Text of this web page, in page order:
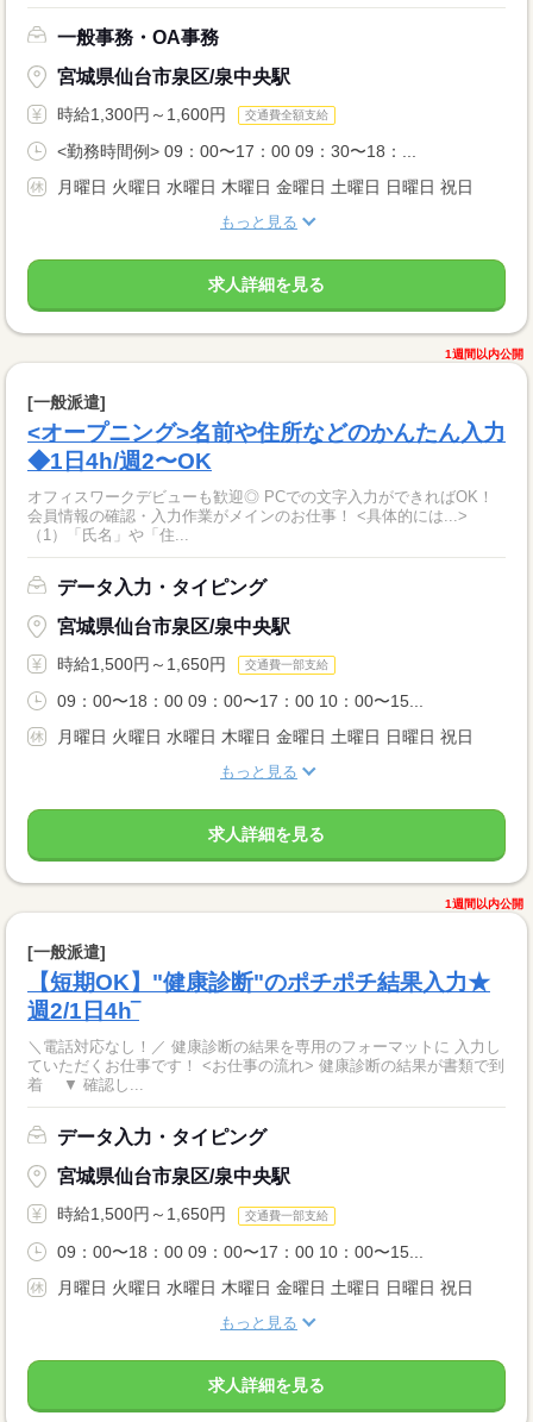
一般事務・OA事務
宮城県仙台市泉区/泉中央駅
時給1,300円～1,600円 交通費全額支給
<勤務時間例> 09：00〜17：00 09：30〜18：...
月曜日 火曜日 水曜日 木曜日 金曜日 土曜日 日曜日 祝日
もっと見る
求人詳細を見る
1週間以内公開
[一般派遣]
<オープニング>名前や住所などのかんたん入力
◆1日4h/週2〜OK
オフィスワークデビューも歓迎◎ PCでの文字入力ができればOK！
会員情報の確認・入力作業がメインのお仕事！ <具体的には...>
（1）「氏名」や「住...
データ入力・タイピング
宮城県仙台市泉区/泉中央駅
時給1,500円～1,650円 交通費一部支給
09：00〜18：00 09：00〜17：00 10：00〜15...
月曜日 火曜日 水曜日 木曜日 金曜日 土曜日 日曜日 祝日
もっと見る
求人詳細を見る
1週間以内公開
[一般派遣]
【短期OK】"健康診断"のポチポチ結果入力★
週2/1日4h‾
＼電話対応なし！／ 健康診断の結果を専用のフォーマットに 入力し
ていただくお仕事です！ <お仕事の流れ> 健康診断の結果が書類で到
着 ▼ 確認し...
データ入力・タイピング
宮城県仙台市泉区/泉中央駅
時給1,500円～1,650円 交通費一部支給
09：00〜18：00 09：00〜17：00 10：00〜15...
月曜日 火曜日 水曜日 木曜日 金曜日 土曜日 日曜日 祝日
もっと見る
求人詳細を見る